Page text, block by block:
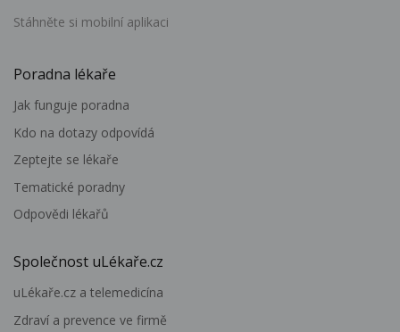
Stáhněte si mobilní aplikaci
Poradna lékaře
Jak funguje poradna
Kdo na dotazy odpovídá
Zeptejte se lékaře
Tematické poradny
Odpovědi lékařů
Společnost uLékaře.cz
uLékaře.cz a telemedicína
Zdraví a prevence ve firmě